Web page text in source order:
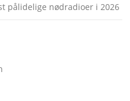
pålidelige nødradioer i 2026